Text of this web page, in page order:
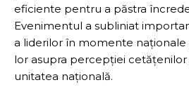
eficiente pentru a păstra
Evenimentul a subliniat
a liderilor în momente
lor asupra percepției cetățenilor
unitatea națională.